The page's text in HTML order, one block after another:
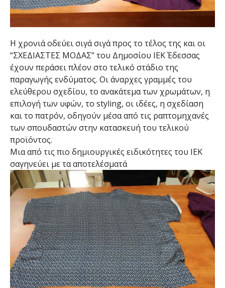
Η χρονιά οδεύει σιγά σιγά προς το τέλος της και οι
“ΣΧΕΔΙΑΣΤΕΣ ΜΟΔΑΣ” του Δημοσίου ΙΕΚ Έδεσσας
έχουν περάσει πλέον στο τελικό στάδιο της
παραγωγής ενδύματος. Οι άναρχες γραμμές του
ελεύθερου σχεδίου, το ανακάτεμα των χρωμάτων, η
επιλογή των υφών, το styling, οι ιδέες, η σχεδίαση
και το πατρόν, οδηγούν μέσα από τις ραπτομηχανές
των σπουδαστών στην κατασκευή του τελικού
προϊόντος.
Μια από τις πιο δημιουργικές ειδικότητες του ΙΕΚ
σαγηνεύει με τα αποτελέσματά